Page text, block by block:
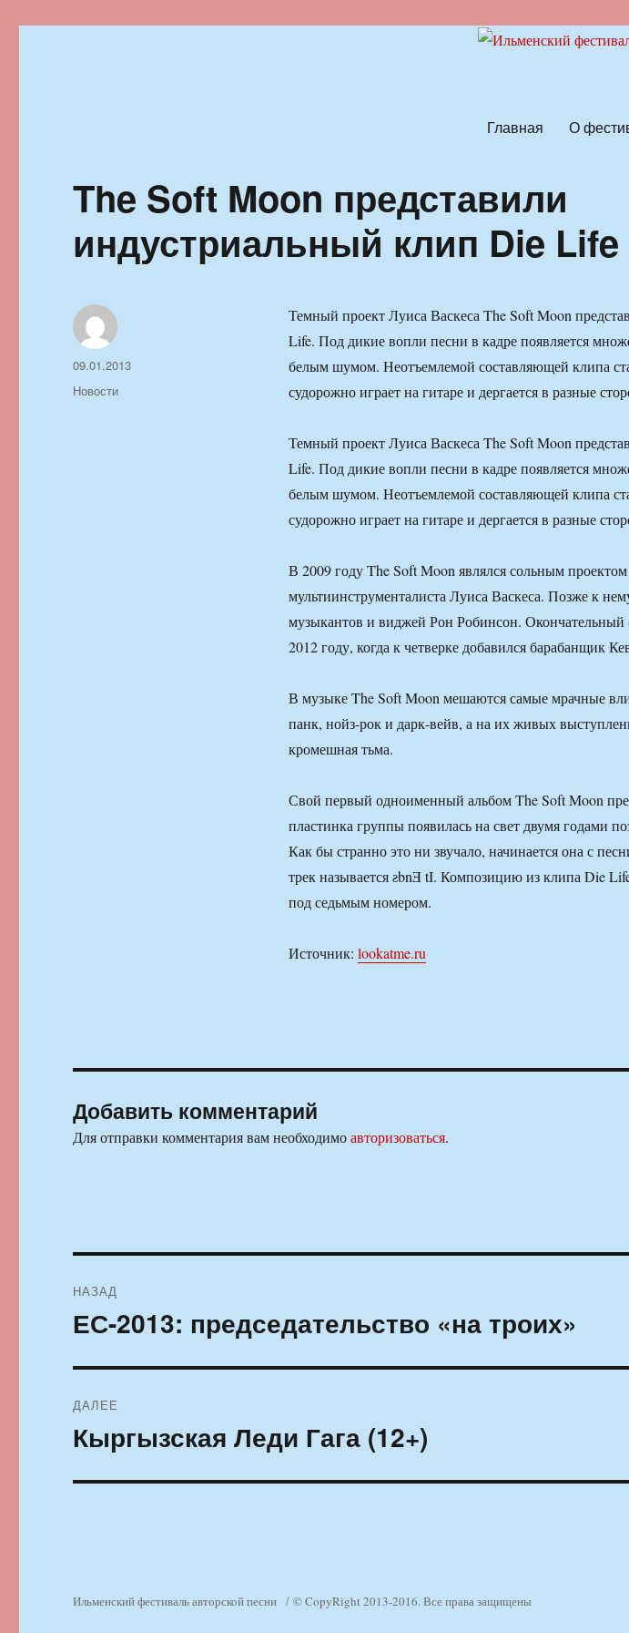
Главная О
The Soft Moon представили
индустриальный клип Die Life
Темный проект Луиса Васкеса The Soft Moon
Life. Под дикие вопли песни в кадре появляется
белым шумом. Неотъемлемой составляющей клипа
судорожно играет на гитаре и дергается в разные
Темный проект Луиса Васкеса The Soft Moon
Life. Под дикие вопли песни в кадре появляется
белым шумом. Неотъемлемой составляющей клипа
судорожно играет на гитаре и дергается в разные
В 2009 году The Soft Moon являлся сольным
мультиинструменталиста Луиса Васкеса. Позже к
музыкантов и виджей Рон Робинсон. Окончательный
2012 году, когда к четверке добавился барабанщик
В музыке The Soft Moon мешаются самые мрачные
панк, нойз-рок и дарк-вейв, а на их живых
кромешная тьма.
Свой первый одноименный альбом The Soft Moon
пластинка группы появилась на свет двумя годами
Как бы странно это ни звучало, начинается она с
трек называется ƨbnƎ tI. Композицию из клипа Die
под седьмым номером.
Источник: lookatme.ru
Автор
Опубликовано
09.01.2013
Рубрики
Новости
Добавить комментарий
Для отправки комментария вам необходимоавторизоваться.
по
НАЗАД
Предыдущая
ЕС-2013: председательство «на троих»
ДАЛЕЕ
Следующая
запись:
Кыргызская Леди Гага (12+)
Ильменский фестиваль авторской песни © CopyRight 2013-2016. Все права защищены